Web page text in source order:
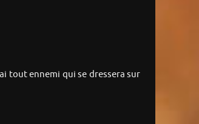
tout ennemi qui se dressera sur